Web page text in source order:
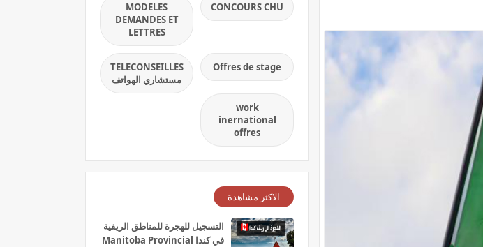
CONCOURS CHU
MODELES
DEMANDES ET
LETTRES
Offres de stage
TELECONSEILLES
مستشاري الهواتف
work
inernational
offres
الاكثر مشاهدة
التسجيل للهجرة للمناطق الريفية
في كندا Manitoba Provincial